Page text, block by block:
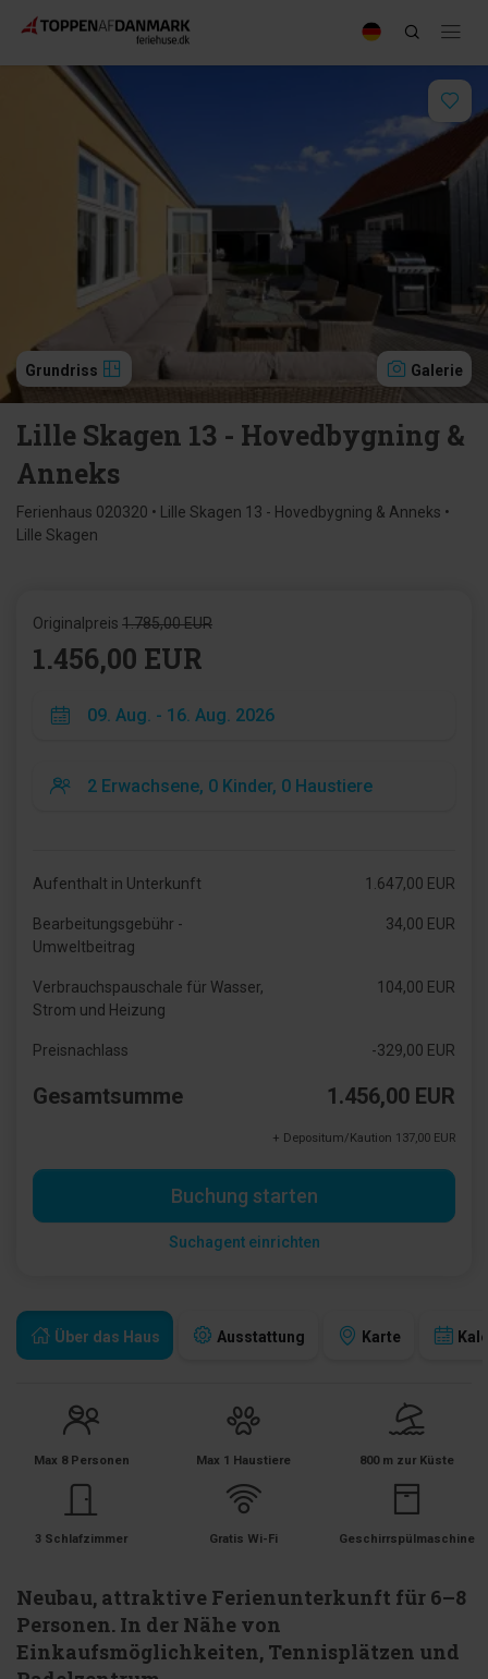
Grundriss Galerie
Lille Skagen 13 - Hovedbygning &
Anneks
Ferienhaus 020320 • Lille Skagen 13 - Hovedbygning & Anneks •
Lille Skagen
Über das Haus Ausstattung Karte
Max 8 Personen Max 1 Haustiere 800 m zur Küste
3 Schlafzimmer Gratis Wi-Fi Geschirrspülmaschine
Neubau, attraktive Ferienunterkunft für 6–8
Personen. In der Nähe von
Einkaufsmöglichkeiten, Tennisplätzen und
Originalpreis 1.785,00 EUR
1.456,00 EUR
Aufenthalt in Unterkunft 1.647,00 EUR
Bearbeitungsgebühr -
Umweltbeitrag
34,00 EUR
Verbrauchspauschale für Wasser,
Strom und Heizung
104,00 EUR
Preisnachlass -329,00 EUR
Gesamtsumme 1.456,00 EUR
+ Depositum/Kaution 137,00 EUR
Buchung starten
Suchagent einrichten